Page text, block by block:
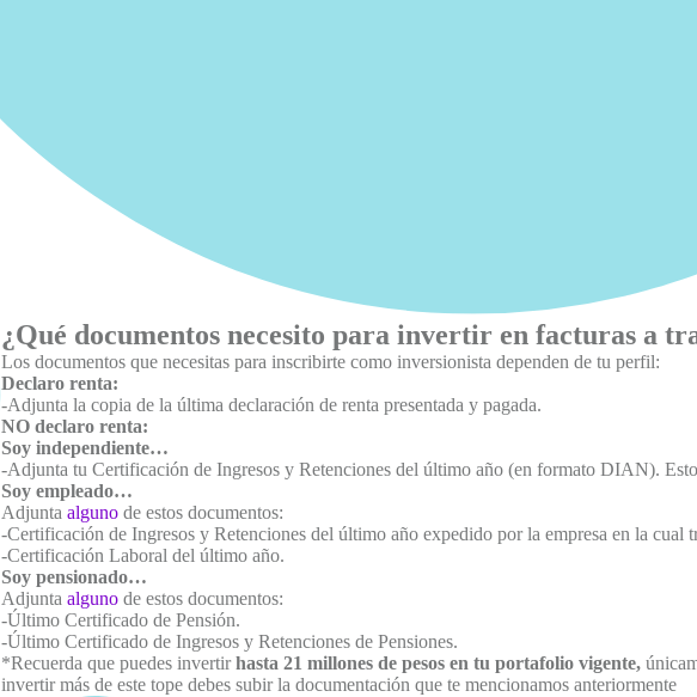
¿Qué documentos necesito para invertir en facturas a
Los documentos que necesitas para inscribirte como inversionista dependen de tu perfil:
Declaro renta:
-Adjunta la copia de la última declaración de renta presentada y pagada.
NO declaro renta:
Soy independiente…
-Adjunta tu Certificación de Ingresos y Retenciones del último año (en formato DIAN).
Soy empleado…
Adjunta alguno de estos documentos:
-Certificación de Ingresos y Retenciones del último año expedido por la empresa en la cual
-Certificación Laboral del último año.
Soy pensionado…
Adjunta alguno de estos documentos:
-Último Certificado de Pensión.
-Último Certificado de Ingresos y Retenciones de Pensiones.
*Recuerda que puedes invertirhasta 21 millones de pesos en tu portafolio vigente,
invertir más de este tope debes subir la documentación que te mencionamos anteriormente